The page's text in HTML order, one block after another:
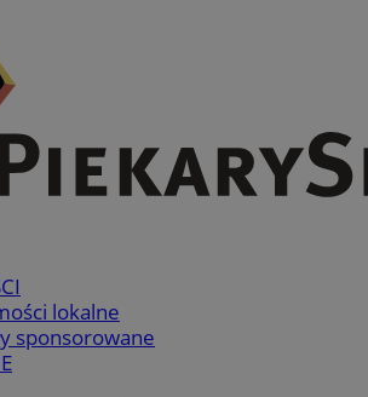
lokalne
sponsorowane